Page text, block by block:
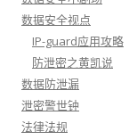
数据安全视点
IP-guard应用攻略
防泄密之黄凯说
数据防泄漏
泄密警世钟
法律法规